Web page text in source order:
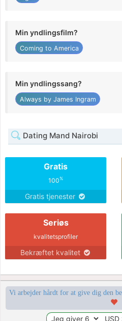
Min yndlingsfilm?
Coming to America
Min yndlingssang?
Always by James Ingram
Dating Mand Nairobi
Gratis
100%
Gratis tjenester
Seriøs
kvalitetsprofiler
Bekræftet kvalitet
Vi arbejder hårdt for at give dig den